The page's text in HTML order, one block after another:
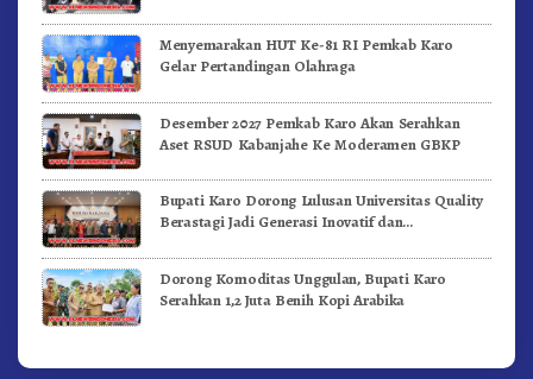
Menyemarakan HUT Ke-81 RI Pemkab Karo
Gelar Pertandingan Olahraga
Desember 2027 Pemkab Karo Akan Serahkan
Aset RSUD Kabanjahe Ke Moderamen GBKP
Bupati Karo Dorong Lulusan Universitas Quality
Berastagi Jadi Generasi Inovatif dan
Dorong Komoditas Unggulan, Bupati Karo
Serahkan 1,2 Juta Benih Kopi Arabika